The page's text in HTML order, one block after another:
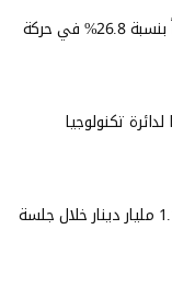
الأجواء العراقية تسجل ارتفاعاً بنسبة 26.8% في حركة
تكنولوجيا
تداولات سوق العراق تتجاوز 1.1 مليار دينار خلال جلسة